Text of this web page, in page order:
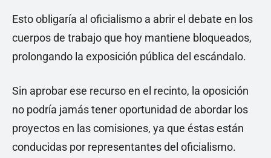
Esto obligaría al oficialismo a abrir el debate en los
cuerpos de trabajo que hoy mantiene bloqueados,
prolongando la exposición pública del escándalo.
Sin aprobar ese recurso en el recinto, la oposición
no podría jamás tener oportunidad de abordar los
proyectos en las comisiones, ya que éstas están
conducidas por representantes del oficialismo.